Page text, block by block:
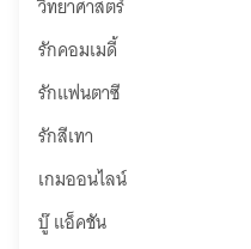
วิทยาศาสตร์
รักคอมเมดี้
รักแฟนตาซี
รักสีเทา
เกมออนไลน์
บู๊ แอ็คชัน
หนึ่ง
กระบี่
แล้ว)
ชีวิตอย่างงมงาย ภายใต้รอย
กระบี่กู้ยุทธจั